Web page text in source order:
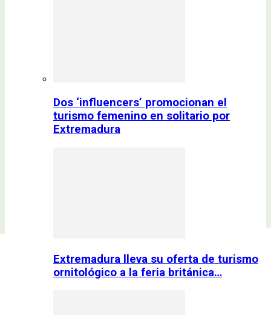
Dos ‘influencers’ promocionan el
turismo femenino en solitario por
Extremadura
Extremadura lleva su oferta de turismo
ornitológico a la feria británica…